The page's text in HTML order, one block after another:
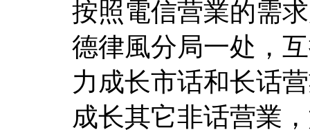
按照電信营業的需
德律風分局一处，
力成长市话和长话
成长其它非话营業